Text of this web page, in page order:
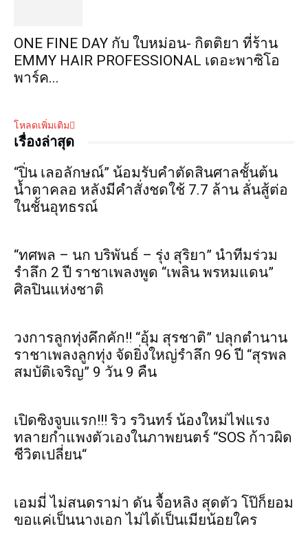
ONE FINE DAY กับ ใบหม่อน- กิตติยา ที่ร้าน
EMMY HAIR PROFESSIONAL เดอะพาซิโอ
พาร์ค...
โหลดเพิ่มเติม
เรื่องล่าสุด
“ปิ่น เลอลักษณ์” น้อมรับคำตัดสินศาลชั้นต้น
น้ำตาคลอ หลังมีคำสั่งชดใช้ 7.7 ล้าน ลั่นสู้ต่อ
ในชั้นอุทธรณ์
“ทศพล – นก บริพันธ์ – รุ่ง สุริยา” นำทีมร่วม
รำลึก 2 ปี ราชาเพลงพูด “เพลิน พรหมแดน”
ศิลปินแห่งชาติ
วงการลูกทุ่งคึกคัก!! “อุ้ม สุรชาติ” ปลุกตำนาน
ราชาเพลงลูกทุ่ง จัดยิ่งใหญ่รำลึก 96 ปี “สุรพล
สมบัติเจริญ” 9 วัน 9 คืน
เปิดซิงจูบแรก!!! ริว รวินทร์ น้องใหม่ไฟแรง
ทลายกำแพงตัวเองในภาพยนตร์ “SOS ก้าวผิด
ชีวิตเปลี่ยน“
เอมมี่ ไม่สนดราม่า ดัน จื้อหลิง สุดตัว โป๊ก็ยอม
ขอแค่เป็นนางเอก ไม่ได้เป็นเมียน้อยใคร